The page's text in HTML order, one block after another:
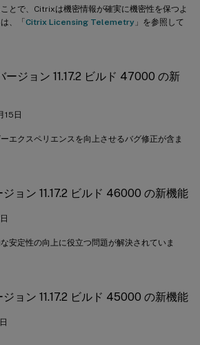
とで、Citrixは機密情報が確実に機密性を保つよ
、「Citrix Licensing Telemetry 」を参照して
ジョン 11.17.2 ビルド 47000 の新
15日
エクスペリエンスを向上させるバグ修正が含ま
ョン 11.17.2 ビルド 46000 の新機能
安定性の向上に役立つ問題が解決されていま
ョン 11.17.2 ビルド 45000 の新機能